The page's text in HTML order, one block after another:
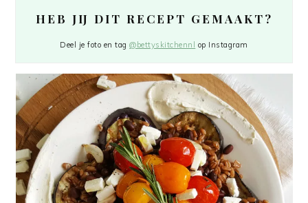
HEB JIJ DIT RECEPT GEMAAKT?
Deel je foto en tag@bettyskitchennl op Instagram